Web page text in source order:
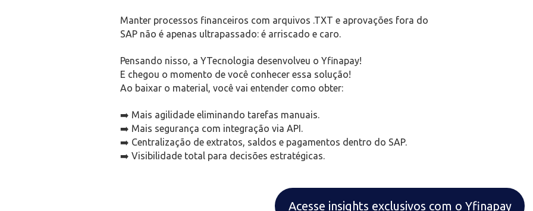
Manter processos financeiros com arquivos .TXT e aprovações fora do
SAP não é apenas ultrapassado: é arriscado e caro.
Pensando nisso, a YTecnologia desenvolveu o Yfinapay!
E chegou o momento de você conhecer essa solução!
Ao baixar o material, você vai entender como obter:
➡️ Mais agilidade eliminando tarefas manuais.
➡️ Mais segurança com integração via API.
➡️ Centralização de extratos, saldos e pagamentos dentro do SAP.
➡️ Visibilidade total para decisões estratégicas.
Acesse insights exclusivos com o Yfinapay